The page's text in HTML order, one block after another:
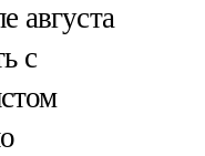
августа
с